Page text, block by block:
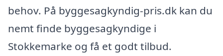
behov. På byggesagkyndig-pris.dk kan du
nemt finde byggesagkyndige i
Stokkemarke og få et godt tilbud.